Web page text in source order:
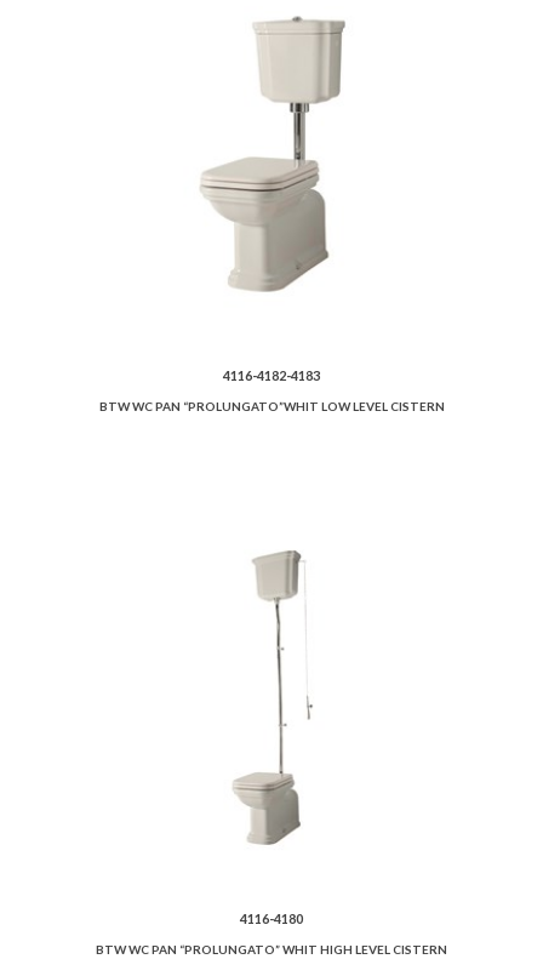
4116-4182-4183
BTW WC PAN “PROLUNGATO”WHIT LOW LEVEL CISTERN
4116-4180
BTW WC PAN “PROLUNGATO” WHIT HIGH LEVEL CISTERN